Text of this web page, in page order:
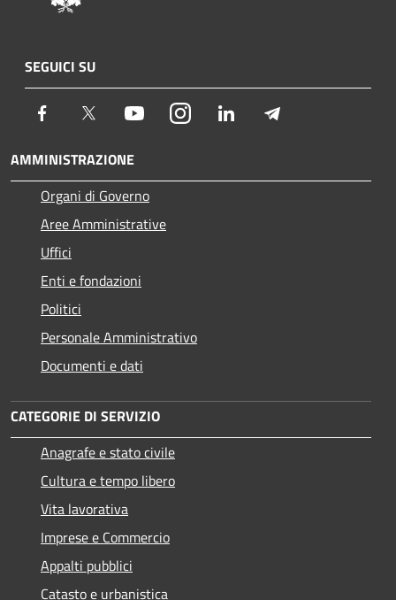
SEGUICI SU
Facebook Twitter YoutubeInstagram LinkedIn
AMMINISTRAZIONE
Organi di Governo
Aree Amministrative
Uffici
Enti e fondazioni
Politici
Personale Amministrativo
Documenti e dati
CATEGORIE DI SERVIZIO
Anagrafe e stato civile
Cultura e tempo libero
Vita lavorativa
Imprese e Commercio
Appalti pubblici
Catasto e urbanistica